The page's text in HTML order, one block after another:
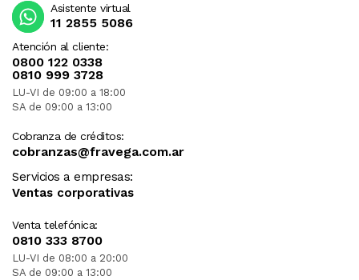
Atención al cliente:
0800 122 0338
0810 999 3728
LU-VI de 09:00 a 18:00
SA de 09:00 a 13:00
Cobranza de créditos:
cobranzas@fravega.com.ar
Servicios a empresas:
Ventas corporativas
Venta telefónica:
0810 333 8700
LU-VI de 08:00 a 20:00
SA de 09:00 a 13:00
Asistente virtual
11 2855 5086